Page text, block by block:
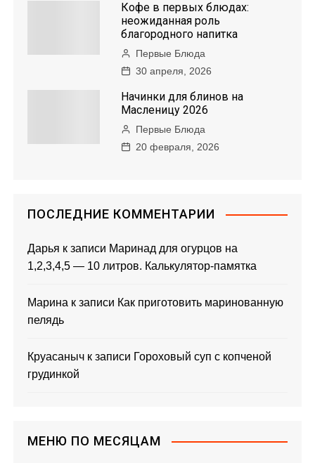
м
Кофе в первых блюдах:
неожиданная роль
благородного напитка
Первые Блюда
30 апреля, 2026
Начинки для блинов на
Масленицу 2026
Первые Блюда
20 февраля, 2026
ПОСЛЕДНИЕ КОММЕНТАРИИ
Дарья к записи Маринад для огурцов на
1,2,3,4,5 — 10 литров. Калькулятор-памятка
Марина к записи Как приготовить маринованную
пелядь
Круасаныч к записи Гороховый суп с копченой
грудинкой
МЕНЮ ПО МЕСЯЦАМ